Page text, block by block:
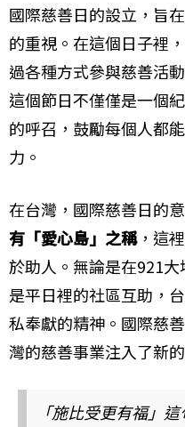
國際慈善日的設立，旨
的重視。在這個日子裡
過各種方式參與慈善活
這個節日不僅僅是一個
的呼召，鼓勵每個人都
力。
在台灣，國際慈善日的
有「愛心島」之稱，這
於助人。無論是在921
是平日裡的社區互助，
私奉獻的精神。國際慈
灣的慈善事業注入了新
「施比受更有福」